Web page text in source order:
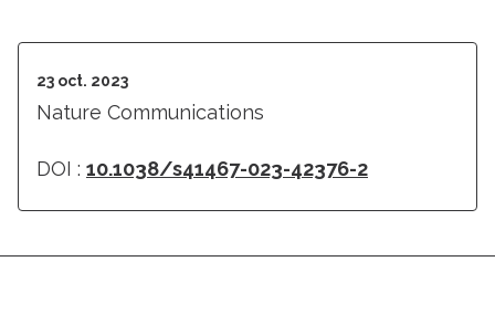
23 oct. 2023
Nature Communications
DOI : 10.1038/s41467-023-42376-2